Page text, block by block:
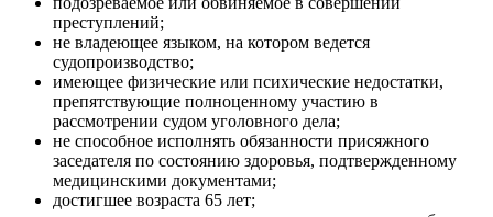
преступлений;
не владеющее языком, на котором ведется
судопроизводство;
имеющее физические или психические недостатки,
препятствующие полноценному участию в
рассмотрении судом уголовного дела;
не способное исполнять обязанности присяжного
заседателя по состоянию здоровья, подтвержденному
медицинскими документами;
достигшее возраста 65 лет;